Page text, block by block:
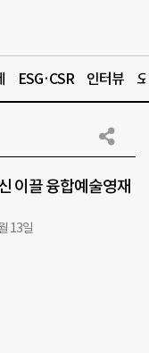
ESG·CSR 인터뷰
이끌 융합예술영재
13일